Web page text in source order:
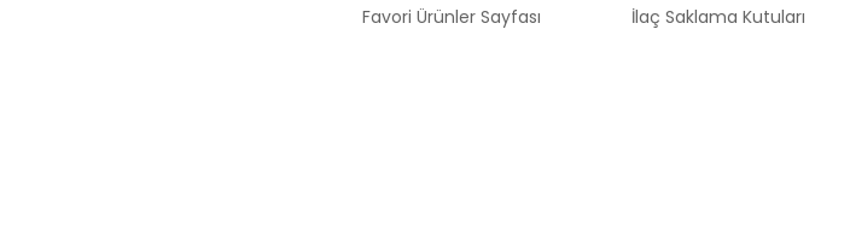
Favori Ürünler Sayfası
İlaç Saklama Kutuları